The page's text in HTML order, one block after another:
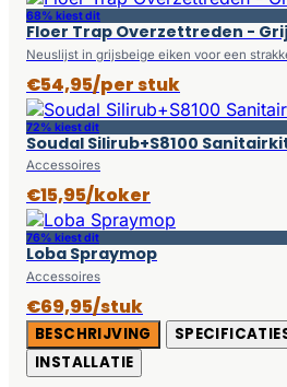
68% kiest dit
Floer Trap Overzettreden -
Neuslijst in grijsbeige eiken voor een
€54,95/per stuk
72% kiest dit
Soudal Silirub+S8100
Accessoires
€15,95/koker
76% kiest dit
Loba Spraymop
Accessoires
€69,95/stuk
BESCHRIJVING
INSTALLATIE